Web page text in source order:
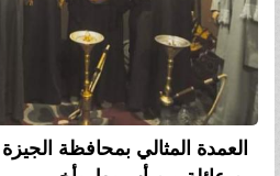
العمدة المثالي بمحافظة